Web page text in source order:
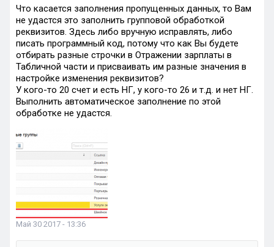
Что касается заполнения пропущенных данных, то Вам
не удастся это заполнить групповой обработкой
реквизитов. Здесь либо вручную исправлять, либо
писать программный код, потому что как Вы будете
отбирать разные строчки в Отражении зарплаты в
Табличной части и присваивать им разные значения в
настройке изменения реквизитов?
У кого-то 20 счет и есть НГ, у кого-то 26 и т.д. и нет НГ.
Выполнить автоматическое заполнение по этой
обработке не удастся.
Май 30 2017 - 13:36